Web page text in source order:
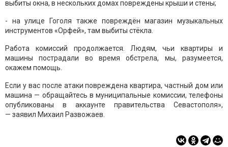
выбиты окна, в нескольких домах повреждены крыши и стены;
- на улице Гоголя также повреждён магазин музыкальных
инструментов «Орфей», там выбиты стёкла.
Работа комиссий продолжается. Людям, чьи квартиры и
машины пострадали во время обстрела, мы, разумеется,
окажем помощь.
Если у вас после атаки повреждена квартира, частный дом или
машина — обращайтесь в муниципальные комиссии, телефоны
опубликованы в аккаунте правительства Севастополя»,
— заявил Михаил Развожаев.